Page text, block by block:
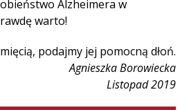
Alzheimera w
warto!
podajmy jej pomocną dłoń.
Agnieszka Borowiecka
Listopad 2019